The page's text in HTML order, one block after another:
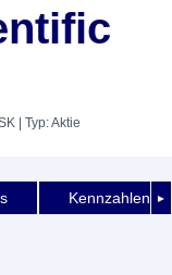
| Typ: Aktie
►
Kennzahlen